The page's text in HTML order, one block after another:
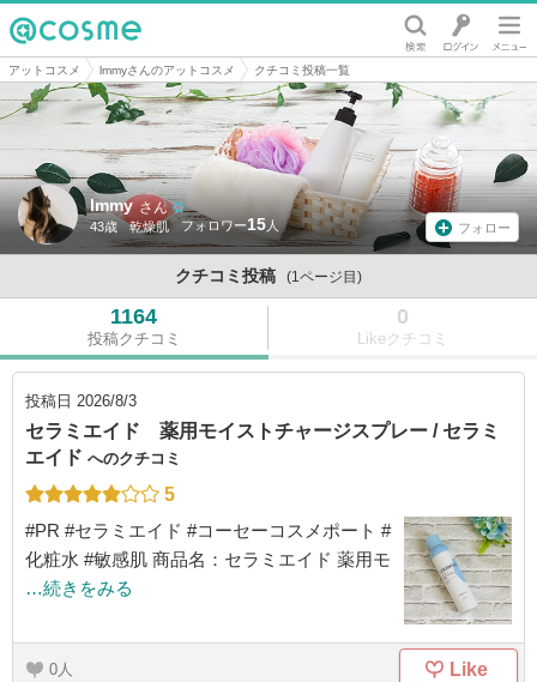
@cosme
アットコスメ lmmyさんのアットコスメ クチコミ投稿一覧
lmmy さん
43歳 乾燥肌 15 フォロー
クチコミ投稿 (1ページ目)
1164
投稿クチコミ
0
Likeクチコミ
投稿日 2026/8/3
セラミエイド 薬用モイストチャージスプレー / セラミ
エイド へのクチコミ
5
#PR #セラミエイド #コーセーコスメポート #
化粧水 #敏感肌 商品名：セラミエイド 薬用モ
…続きをみる
0 Like